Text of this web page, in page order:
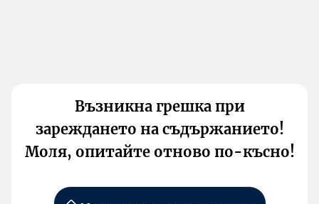
Възникна грешка при
зареждането на съдържанието!
Моля, опитайте отново по-късно!